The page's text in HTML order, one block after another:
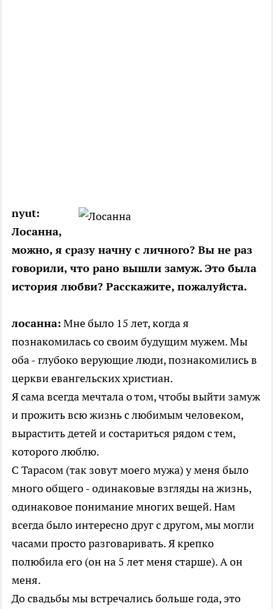
nyut:
Лосанна,
можно, я сразу начну с личного? Вы не раз
говорили, что рано вышли замуж. Это была
история любви? Расскажите, пожалуйста.
лосанна: Мне было 15 лет, когда я
познакомилась со своим будущим мужем. Мы
оба - глубоко верующие люди, познакомились в
церкви евангельских христиан.
Я сама всегда мечтала о том, чтобы выйти замуж
и прожить всю жизнь с любимым человеком,
вырастить детей и состариться рядом с тем,
которого люблю.
С Тарасом (так зовут моего мужа) у меня было
много общего - одинаковые взгляды на жизнь,
одинаковое понимание многих вещей. Нам
всегда было интересно друг с другом, мы могли
часами просто разговаривать. Я крепко
полюбила его (он на 5 лет меня старше). А он
меня.
До свадьбы мы встречались больше года, это